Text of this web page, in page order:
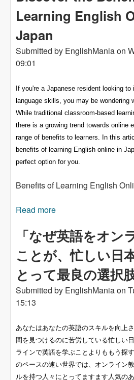
Learning English
Japan
Submitted by EnglishManiaon
09:01
If you're a Japanese resident looking
language skills, you may be wondering
While traditional classroom-based
there is a growing trend towards online
range of benefits to learners. In this
benefits of learning English online in
perfect option for you.
Benefits of Learning English
Read more
「なぜ英語をオン
ことが、忙しい日
とって最良の選択
Submitted by EnglishManiaon
15:13
あなたはあなたの英語のスキルを向上
間を見つけるのに苦労している忙しい
ラインで英語を学ぶことよりももう探
のペースの速い世界では、オンライン
ルを持つ人々にとってますます人気の